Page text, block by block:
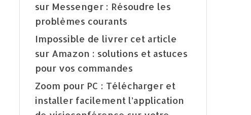
sur Messenger : Résoudre les
problèmes courants
Impossible de livrer cet article
sur Amazon : solutions et astuces
pour vos commandes
Zoom pour PC : Télécharger et
installer facilement l’application